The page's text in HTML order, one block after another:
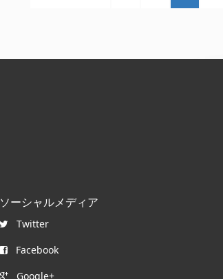
ソーシャルメディア
Twitter
Facebook
Google+